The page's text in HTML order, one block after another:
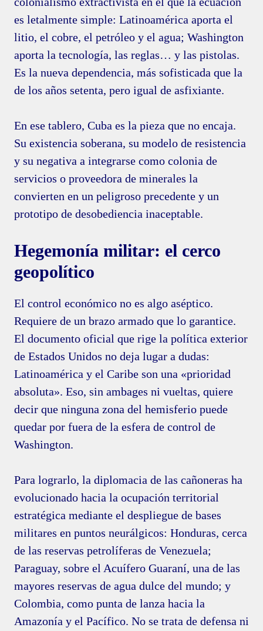
es letalmente simple: Latinoamérica aporta el
litio, el cobre, el petróleo y el agua; Washington
aporta la tecnología, las reglas… y las pistolas.
Es la nueva dependencia, más sofisticada que la
de los años setenta, pero igual de asfixiante.
En ese tablero, Cuba es la pieza que no encaja.
Su existencia soberana, su modelo de resistencia
y su negativa a integrarse como colonia de
servicios o proveedora de minerales la
convierten en un peligroso precedente y un
prototipo de desobediencia inaceptable.
Hegemonía militar: el cerco
geopolítico
El control económico no es algo aséptico.
Requiere de un brazo armado que lo garantice.
El documento oficial que rige la política exterior
de Estados Unidos no deja lugar a dudas:
Latinoamérica y el Caribe son una «prioridad
absoluta». Eso, sin ambages ni vueltas, quiere
decir que ninguna zona del hemisferio puede
quedar por fuera de la esfera de control de
Washington.
Para lograrlo, la diplomacia de las cañoneras ha
evolucionado hacia la ocupación territorial
estratégica mediante el despliegue de bases
militares en puntos neurálgicos: Honduras, cerca
de las reservas petrolíferas de Venezuela;
Paraguay, sobre el Acuífero Guaraní, una de las
mayores reservas de agua dulce del mundo; y
Colombia, como punta de lanza hacia la
Amazonía y el Pacífico. No se trata de defensa ni